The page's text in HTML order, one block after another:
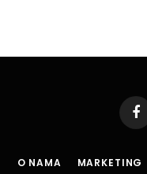
O NAMA MARKETING